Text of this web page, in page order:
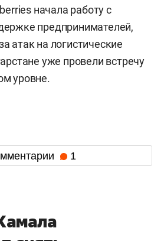
начала работу с
предпринимателей,
атак на логистические
уже провели встречу
уровне.
1